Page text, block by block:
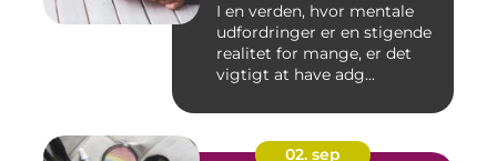
I en verden, hvor mentale
udfordringer er en stigende
realitet for mange, er det
vigtigt at have adg...
02. sep